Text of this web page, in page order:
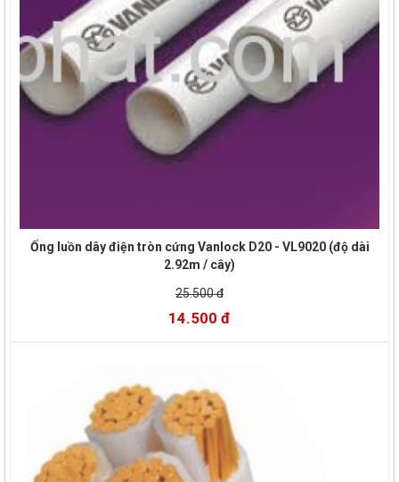
Ống luồn dây điện tròn cứng Vanlock D20 - VL9020 (độ dài
2.92m / cây)
25.500 đ
14.500 đ